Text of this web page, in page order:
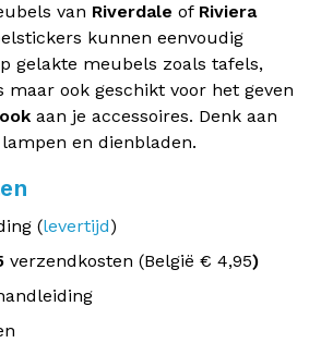
van Riverdale of Riviera
kunnen eenvoudig
gelakte meubels zoals tafels,
maar ook geschikt voor het geven
aan je accessoires. Denk aan
en dienbladen.
(levertijd)
verzendkosten (België € 4,95)